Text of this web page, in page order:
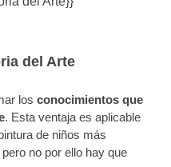
del Arte
los conocimientos que
. Esta ventaja es aplicable
de niños más
no por ello hay que